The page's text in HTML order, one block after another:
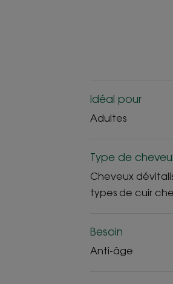
Idéal pour
Adultes
Type de
Cheveux
types de cuir
Besoin
Anti-âge